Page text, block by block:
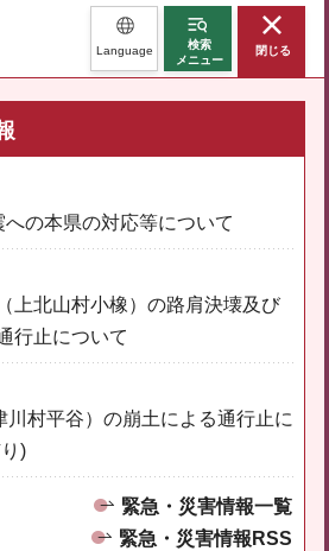
Language
検索
メニュー
閉じる
の本県の対応等について
上北山村小橡）の路肩決壊及び
行止について
川村平谷）の崩土による通行止に
)
緊急・災害情報一覧
緊急・災害情報RSS